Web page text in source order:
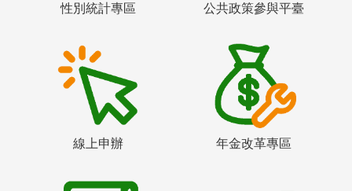
性別統計專區 公共政策參與平臺
線上申辦 年金改革專區